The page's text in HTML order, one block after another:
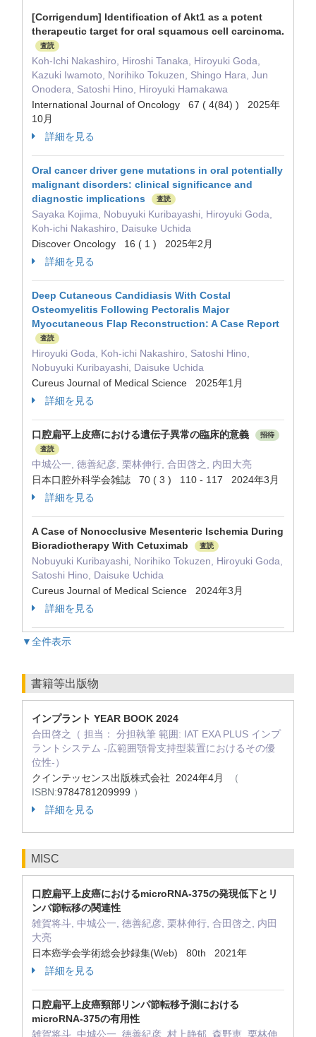
[Corrigendum] Identification of Akt1 as a potent
therapeutic target for oral squamous cell carcinoma.
査読
Koh-Ichi Nakashiro, Hiroshi Tanaka, Hiroyuki Goda,
Kazuki Iwamoto, Norihiko Tokuzen, Shingo Hara, Jun
Onodera, Satoshi Hino, Hiroyuki Hamakawa
International Journal of Oncology 67 ( 4(84) ) 2025年
10月
詳細を見る
Oral cancer driver gene mutations in oral potentially
malignant disorders: clinical significance and
diagnostic implications
査読
Sayaka Kojima, Nobuyuki Kuribayashi, Hiroyuki Goda,
Koh-ichi Nakashiro, Daisuke Uchida
Discover Oncology 16 ( 1 ) 2025年2月
詳細を見る
Deep Cutaneous Candidiasis With Costal
Osteomyelitis Following Pectoralis Major
Myocutaneous Flap Reconstruction: A Case Report
査読
Hiroyuki Goda, Koh-ichi Nakashiro, Satoshi Hino,
Nobuyuki Kuribayashi, Daisuke Uchida
Cureus Journal of Medical Science 2025年1月
詳細を見る
口腔扁平上皮癌における遺伝子異常の臨床的意義
招待
査読
中城公一, 徳善紀彦, 栗林伸行, 合田啓之, 内田大亮
日本口腔外科学会雑誌 70 ( 3 ) 110 - 117 2024年3月
詳細を見る
A Case of Nonocclusive Mesenteric Ischemia During
Bioradiotherapy With Cetuximab
査読
Nobuyuki Kuribayashi, Norihiko Tokuzen, Hiroyuki Goda,
Satoshi Hino, Daisuke Uchida
Cureus Journal of Medical Science 2024年3月
詳細を見る
▼全件表示
書籍等出版物
インプラント YEAR BOOK 2024
合田啓之（ 担当： 分担執筆 範囲: IAT EXA PLUS インプ
ラントシステム -広範囲顎骨支持型装置におけるその優
位性-）
クインテッセンス出版株式会社 2024年4月
（
ISBN:9784781209999 ）
詳細を見る
MISC
口腔扁平上皮癌におけるmicroRNA-375の発現低下とリ
ンパ節転移の関連性
雑賀将斗, 中城公一, 徳善紀彦, 栗林伸行, 合田啓之, 内田
大亮
日本癌学会学術総会抄録集(Web) 80th 2021年
詳細を見る
口腔扁平上皮癌頸部リンパ節転移予測における
microRNA-375の有用性
雑賀将斗, 中城公一, 徳善紀彦, 村上静郁, 森野恵, 栗林伸